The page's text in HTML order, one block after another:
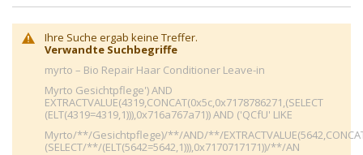
Ihre Suche ergab keine Treffer.
Verwandte Suchbegriffe
myrto – Bio Repair Haar Conditioner Leave-in
Myrto Gesichtpflege') AND
EXTRACTVALUE(4319,CONCAT(0x5c,0x7178786271,(SELECT
(ELT(4319=4319,1))),0x716a767a71)) AND ('QCfU' LIKE
Myrto/**/Gesichtpflege)/**/AND/**/
(SELECT/**/(ELT(5642=5642,1))),0x7170717171))/**/AN